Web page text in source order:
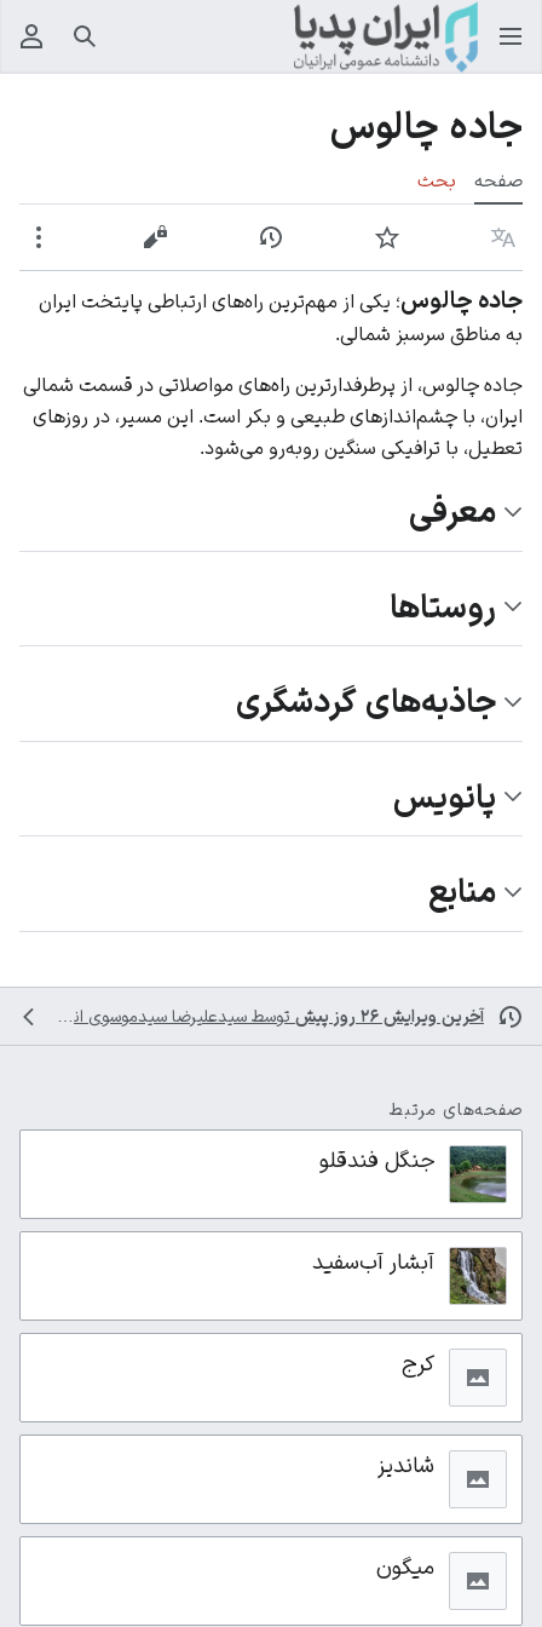
جستجو
جاده چالوس
صفحه بحث
زبان پیگیری نمایش تاریخچهنمایش مبدأ
جاده چالوس؛ یکی از مهم‌ترین راه‌های ارتباطی پایتخت ایران
به مناطق سرسبز شمالی.
جاده چالوس، از پرطرفدارترین راه‌های مواصلاتی در قسمت شمالی
ایران، با چشم‌اندازهای طبیعی و بکر است. این مسیر، در روزهای
تعطیل، با ترافیکی سنگین روبه‌رو می‌شود.
معرفی
روستاها
جاذبه‌های گردشگری
پانویس
منابع
آخرین ویرایش ۲۶ روز پیش توسط سیدعلیرضا سیدموسوی انجام شده است
صفحه‌های مرتبط
جنگل فندقلو
آبشار آب‌سفید
کرج
شاندیز
میگون